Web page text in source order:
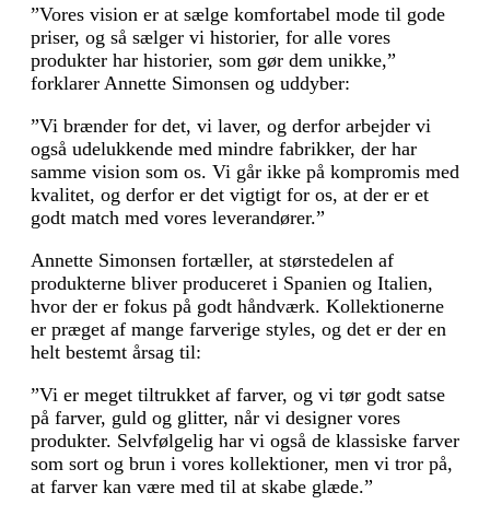
”Vores vision er at sælge komfortabel mode til gode
priser, og så sælger vi historier, for alle vores
produkter har historier, som gør dem unikke,”
forklarer Annette Simonsen og uddyber:
”Vi brænder for det, vi laver, og derfor arbejder vi
også udelukkende med mindre fabrikker, der har
samme vision som os. Vi går ikke på kompromis med
kvalitet, og derfor er det vigtigt for os, at der er et
godt match med vores leverandører.”
Annette Simonsen fortæller, at størstedelen af
produkterne bliver produceret i Spanien og Italien,
hvor der er fokus på godt håndværk. Kollektionerne
er præget af mange farverige styles, og det er der en
helt bestemt årsag til:
”Vi er meget tiltrukket af farver, og vi tør godt satse
på farver, guld og glitter, når vi designer vores
produkter. Selvfølgelig har vi også de klassiske farver
som sort og brun i vores kollektioner, men vi tror på,
at farver kan være med til at skabe glæde.”